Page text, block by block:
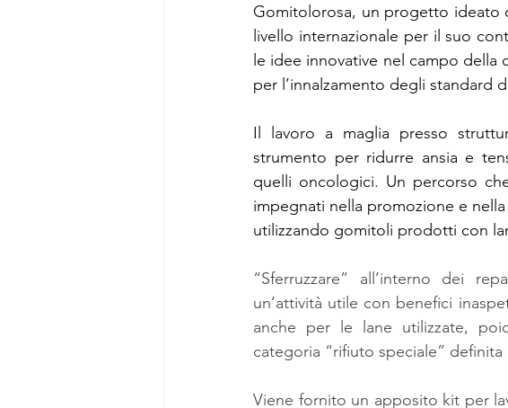
Gomitolorosa, un progetto
livello internazionale per il suo
le idee innovative nel campo della
per l’innalzamento degli standard
Il lavoro a maglia presso
strumento per ridurre ansia e
quelli oncologici. Un percorso
impegnati nella promozione e
utilizzando gomitoli prodotti con
“Sferruzzare” all’interno dei
un’attività utile con benefici
anche per le lane utilizzate,
categoria “rifiuto speciale”
Viene fornito un apposito kit per